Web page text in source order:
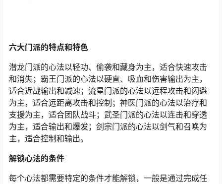
六大门派的特点和特色
潜龙门派的心法以轻功、偷袭和藏身为主，适合快速攻击
和消失；霸王门派的心法以硬直、吸血和伤害输出为主，
适合近战输出和减速；流星门派的心法以远程攻击和闪避
为主，适合远距离攻击和控制；神医门派的心法以治疗和
支援为主，适合团队战斗；武圣门派的心法以连击和穿透
为主，适合输出和爆发；剑宗门派的心法以剑气和召唤为
主，适合控制和输出。
解锁心法的条件
每个心法都需要特定的条件才能解锁，一般是通过完成任